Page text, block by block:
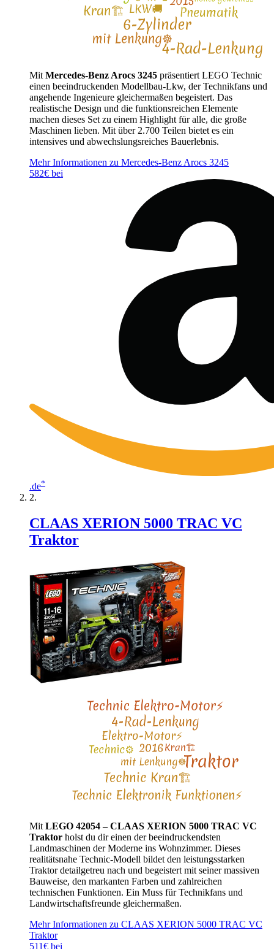
Mit Mercedes-Benz Arocs 3245 präsentiert LEGO Technic
einen beeindruckenden Modellbau-Lkw, der Technikfans und
angehende Ingenieure gleichermaßen begeistert. Das
realistische Design und die funktionsreichen Elemente
machen dieses Set zu einem Highlight für alle, die große
Maschinen lieben. Mit über 2.700 Teilen bietet es ein
intensives und abwechslungsreiches Bauerlebnis.
Mehr Informationen zu Mercedes-Benz Arocs 3245
582€ bei
.de*
CLAAS XERION 5000 TRAC VC
Traktor
Mit LEGO 42054 – CLAAS XERION 5000 TRAC VC
Traktor holst du dir einen der beeindruckendsten
Landmaschinen der Moderne ins Wohnzimmer. Dieses
realitätsnahe Technic-Modell bildet den leistungsstarken
Traktor detailgetreu nach und begeistert mit seiner massiven
Bauweise, den markanten Farben und zahlreichen
technischen Funktionen. Ein Muss für Technikfans und
Landwirtschaftsfreunde gleichermaßen.
Mehr Informationen zu CLAAS XERION 5000 TRAC VC
Traktor
511€ bei